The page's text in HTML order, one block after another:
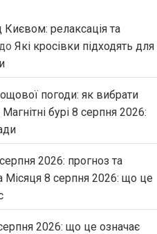
Києвом: релаксація та
Які кросівки підходять для
погоди: як вибрати
Магнітні бурі 8 серпня 2026:
2026: прогноз та
Місяця 8 серпня 2026: що це
2026: що це означає